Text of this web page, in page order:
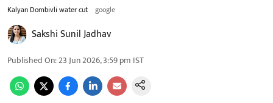
Kalyan Dombivli water cut google
Sakshi Sunil Jadhav
Published On:23 Jun 2026, 3:59 pm IST